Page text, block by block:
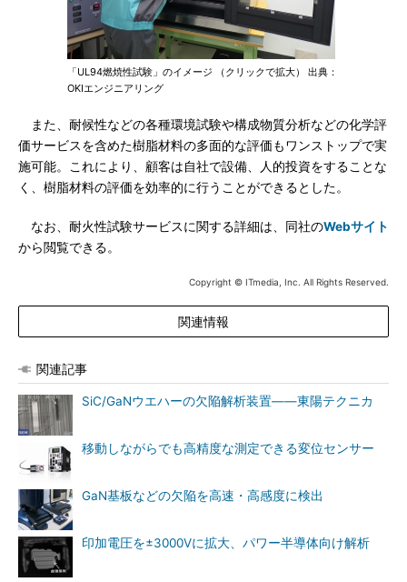
「UL94燃焼性試験」のイメージ （クリックで拡大） 出典：
OKIエンジニアリング
また、耐候性などの各種環境試験や構成物質分析などの化学評
価サービスを含めた樹脂材料の多面的な評価もワンストップで実
施可能。これにより、顧客は自社で設備、人的投資をすることな
く、樹脂材料の評価を効率的に行うことができるとした。
なお、耐火性試験サービスに関する詳細は、同社のWebサイト
から閲覧できる。
Copyright © ITmedia, Inc. All Rights Reserved.
関連情報
関連記事
SiC/GaNウエハーの欠陥解析装置――東陽テクニカ
移動しながらでも高精度な測定できる変位センサー
GaN基板などの欠陥を高速・高感度に検出
印加電圧を±3000Vに拡大、パワー半導体向け解析